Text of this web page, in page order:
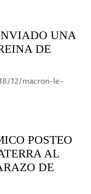
UNA
DE
12/macron-le-
POSTEO
AL
DE